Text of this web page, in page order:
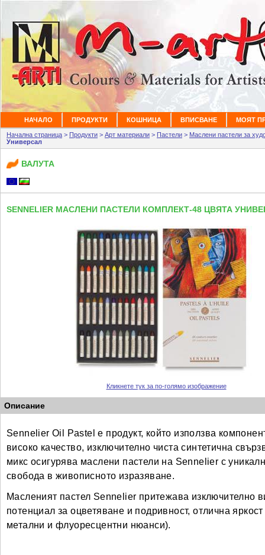
НАЧАЛО ПРОДУКТИ КОШНИЦА ВПИСВАНЕ МОЯТ
Начална страница > Продукти > Арт материали > Пастели > Маслени пастели за
Универсал
ВАЛУТА
SENNELIER МАСЛЕНИ ПАСТЕЛИ КОМПЛЕКТ-48 ЦВЯТА
Кликнете тук за по-голямо изображение
Описание
Sennelier Oil Pastel е продукт, който използва
високо качество, изключително чиста синтетична
микс осигурява маслени пастели на Sennelier с
свобода в живописното изразяване.
Масленият пастел Sennelier притежава изключително
потенциал за оцветяване и подривност, отлична
метални и флуоресцентни нюанси).